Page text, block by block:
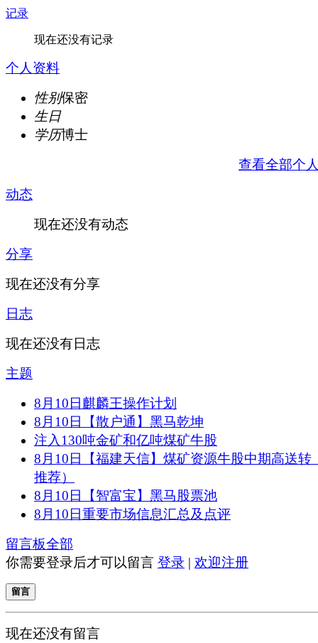
记录
现在还没有记录
个人资料
性别保密
生日
学历博士
查看全部个
动态
现在还没有动态
分享
现在还没有分享
日志
现在还没有日志
主题
8月10日麒麟王操作计划
8月10日【散户通】黑马乾坤
注入130吨金矿和亿吨煤矿牛股
8月10日【福建天信】煤矿资源牛股中期高送转
推荐）
8月10日【智富宝】黑马股票池
8月10日重要市场信息汇总及点评
留言板全部
你需要登录后才可以留言 登录 | 欢迎注册
留言
现在还没有留言